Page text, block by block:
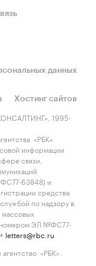
данных
Хостинг сайтов
1995-
«РБК»
информации
связи,
63848) и
средства
по надзору в
номером ЭЛ №ФС77-
letters@rbc.ru
«РБК».